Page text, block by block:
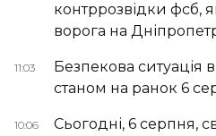
контррозвідки фсб,
ворога на
11:03
Безпекова ситуація
станом на ранок 6
10:06 Сьогодні, 6 серпня,